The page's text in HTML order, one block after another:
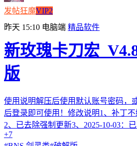
发帖狂魔VIP2
昨天 15:10 电脑端 精品软件
新玫瑰卡刀宏
版
使用说明解压后使用默认账号密码，
后登录即可使用！修改说明1、补丁
2、已去除强制更新3、2025-10-03：
+7